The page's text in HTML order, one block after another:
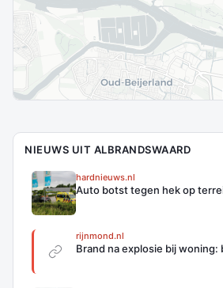
NIEUWS UIT ALBRANDSWAARD
hardnieuws.nl
Auto botst tegen hek op
rijnmond.nl
Brand na explosie bij